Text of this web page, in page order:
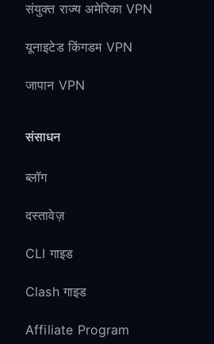
संयुक्त राज्य अमेरिका VPN
यूनाइटेड किंगडम VPN
जापान VPN
संसाधन
ब्लॉग
दस्तावेज़
CLI गाइड
Clash गाइड
Affiliate Program